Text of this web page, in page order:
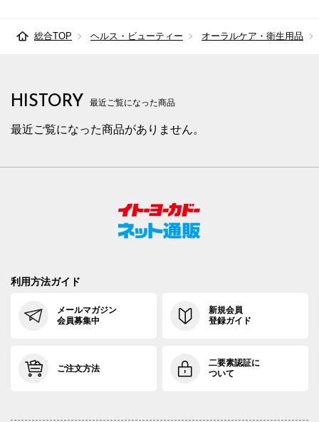
総合TOP ヘルス・ビューティー オーラルケア・衛生用品
HISTORY 最近ご覧になった商品
最近ご覧になった商品がありません。
利用方法ガイド
メールマガジン
会員募集中
新規会員
登録ガイド
ご注文方法
二要素認証に
ついて